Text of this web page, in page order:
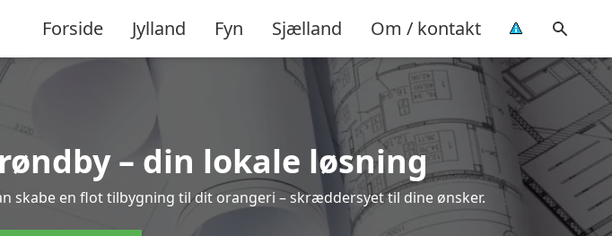
Forside Jylland Fyn Sjælland Om / kontakt
– din lokale løsning
skabe en flot tilbygning til dit orangeri – skræddersyet til dine ønsker.